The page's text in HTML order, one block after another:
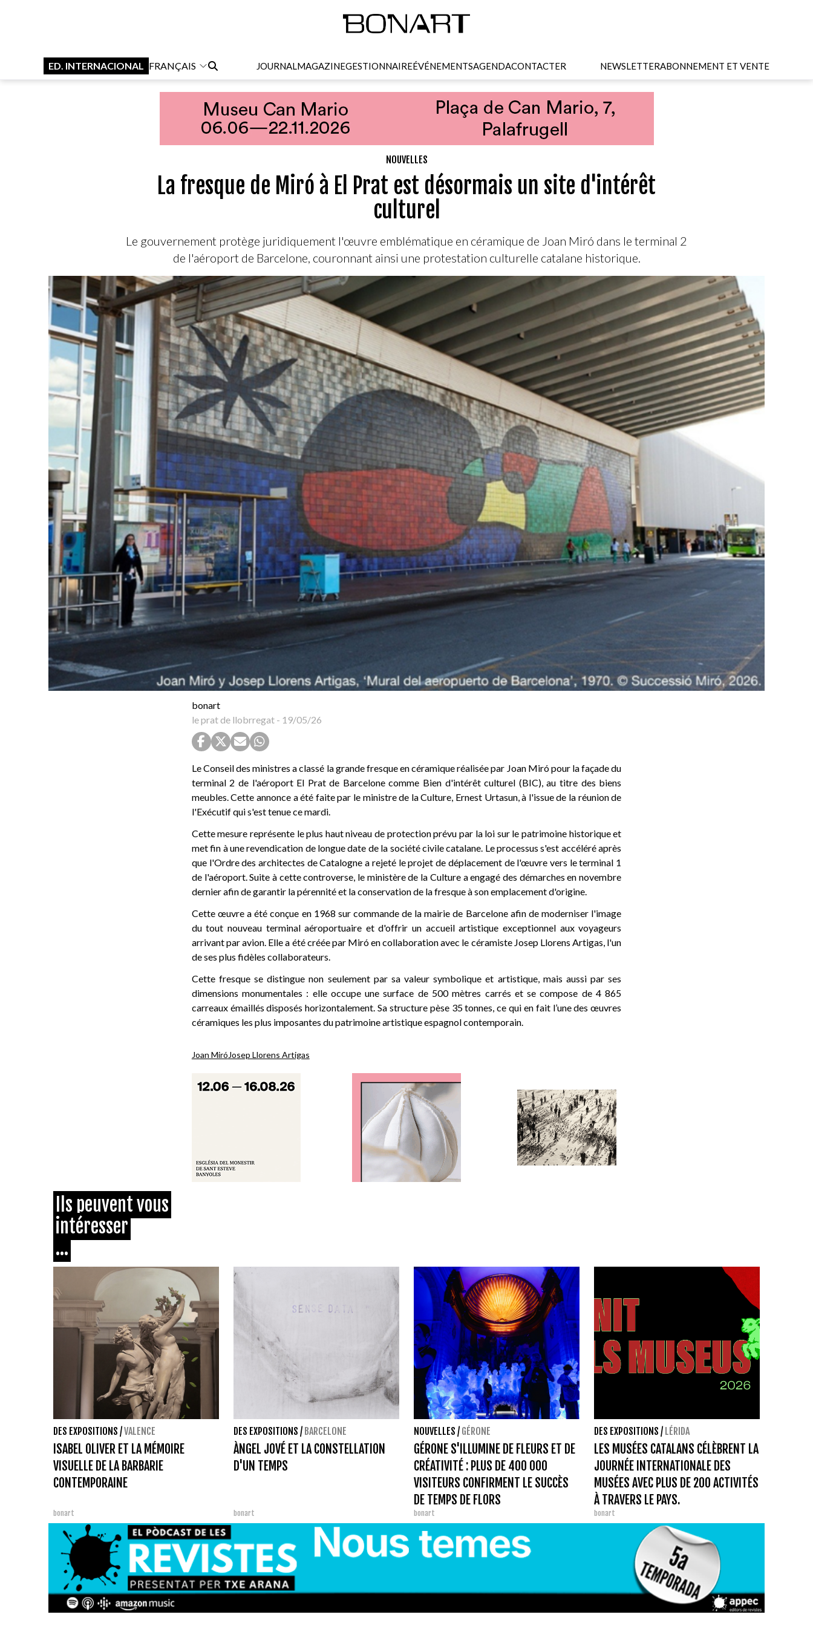
ED. INTERNACIONAL FRANÇAIS JOURNALMAGAZINEGESTIONNAIREÉVÉNEMENTSAGENDACONTACTER NEWSLETTERABONNEMENT ET VENTE
NOUVELLES
La fresque de Miró à El Prat est désormais un site d'intérêt
culturel
Le gouvernement protège juridiquement l'œuvre emblématique en céramique de Joan Miró dans le terminal 2
de l'aéroport de Barcelone, couronnant ainsi une protestation culturelle catalane historique.
bonart
le prat de llobrregat- 19/05/26
Le Conseil des ministres a classé la grande fresque en céramique réalisée par Joan Miró pour la façade du
terminal 2 de l'aéroport El Prat de Barcelone comme Bien d'intérêt culturel (BIC), au titre des biens
meubles. Cette annonce a été faite par le ministre de la Culture, Ernest Urtasun, à l'issue de la réunion de
l'Exécutif qui s'est tenue ce mardi.
Cette mesure représente le plus haut niveau de protection prévu par la loi sur le patrimoine historique et
met fin à une revendication de longue date de la société civile catalane. Le processus s'est accéléré après
que l'Ordre des architectes de Catalogne a rejeté le projet de déplacement de l'œuvre vers le terminal 1
de l'aéroport. Suite à cette controverse, le ministère de la Culture a engagé des démarches en novembre
dernier afin de garantir la pérennité et la conservation de la fresque à son emplacement d'origine.
Cette œuvre a été conçue en 1968 sur commande de la mairie de Barcelone afin de moderniser l'image
du tout nouveau terminal aéroportuaire et d'offrir un accueil artistique exceptionnel aux voyageurs
arrivant par avion. Elle a été créée par Miró en collaboration avec le céramiste Josep Llorens Artigas, l'un
de ses plus fidèles collaborateurs.
Cette fresque se distingue non seulement par sa valeur symbolique et artistique, mais aussi par ses
dimensions monumentales : elle occupe une surface de 500 mètres carrés et se compose de 4 865
carreaux émaillés disposés horizontalement. Sa structure pèse 35 tonnes, ce qui en fait l’une des œuvres
céramiques les plus imposantes du patrimoine artistique espagnol contemporain.
Joan MiróJosep Llorens Artigas
Ils peuvent vous
intéresser
...
DES EXPOSITIONS /VALENCE
ISABEL OLIVER ET LA MÉMOIRE
VISUELLE DE LA BARBARIE
CONTEMPORAINE
bonart
DES EXPOSITIONS / BARCELONE
ÀNGEL JOVÉ ET LA CONSTELLATION
D'UN TEMPS
bonart
NOUVELLES / GÉRONE
GÉRONE S'ILLUMINE DE FLEURS ET DE
CRÉATIVITÉ : PLUS DE 400 000
VISITEURS CONFIRMENT LE SUCCÈS
DE TEMPS DE FLORS
bonart
DES EXPOSITIONS / LÉRIDA
LES MUSÉES CATALANS CÉLÈBRENT LA
JOURNÉE INTERNATIONALE DES
MUSÉES AVEC PLUS DE 200 ACTIVITÉS
À TRAVERS LE PAYS.
bonart